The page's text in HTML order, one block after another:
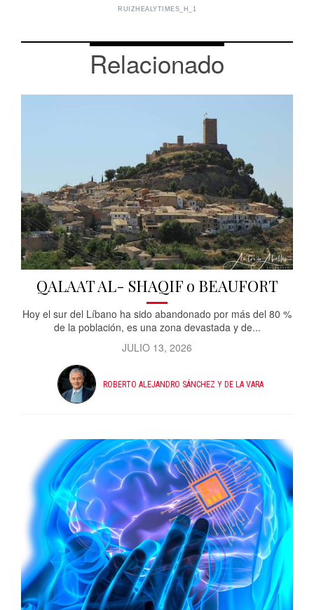
RUIZHEALYTIMES_H_1
Relacionado
QALAAT AL- SHAQIF o BEAUFORT
Hoy el sur del Líbano ha sido abandonado por más del 80 %
de la población, es una zona devastada y de...
JULIO 13, 2026
ROBERTO ALEJANDRO SÁNCHEZ Y DE LA VARA